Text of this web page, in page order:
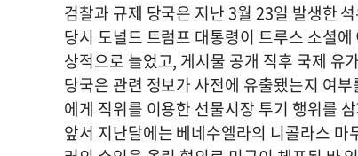
검찰과 규제 당국은 지난 3월 23일 발생한
당시 도널드 트럼프 대통령이 트루스 소셜
상적으로 늘었고, 게시물 공개 직후 국제 유
당국은 관련 정보가 사전에 유출됐는지 여
에게 직위를 이용한 선물시장 투기 행위를
앞서 지난달에는 베네수엘라의 니콜라스